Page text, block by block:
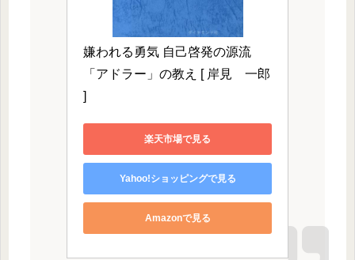
嫌われる勇気 自己啓発の源流
「アドラー」の教え [ 岸見　一郎
]
楽天市場で見る
Yahoo!ショッピングで見る
Amazonで見る